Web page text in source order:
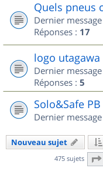
Quels pneus
Dernier
Réponses : 17
logo utagawa
Dernier
Réponses : 5
Solo&Safe PB
Dernier
Nouveau sujet
475 sujets